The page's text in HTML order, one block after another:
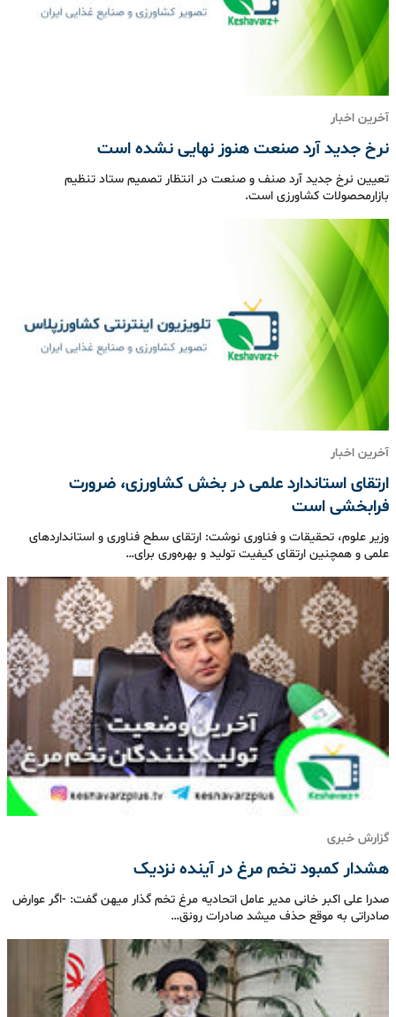
آخرین اخبار
نرخ جدید آرد صنعت هنوز نهایی نشده است
تعیین نرخ جدید آرد صنف و صنعت در انتظار تصمیم ستاد تنظیم
بازارمحصولات کشاورزی است.
آخرین اخبار
ارتقای استاندارد علمی در بخش کشاورزی، ضرورت
فرابخشی است
وزیر علوم، تحقیقات و فناوری نوشت: ارتقای سطح فناوری و استانداردهای
علمی و همچنین ارتقای کیفیت تولید و بهره‌وری برای…
گزارش خبری
هشدار کمبود تخم مرغ در آینده نزدیک
صدرا علی اکبر خانی مدیر عامل اتحادیه مرغ تخم گذار میهن گفت: -اگر عوارض
صادراتی به موقع حذف میشد صادرات رونق…